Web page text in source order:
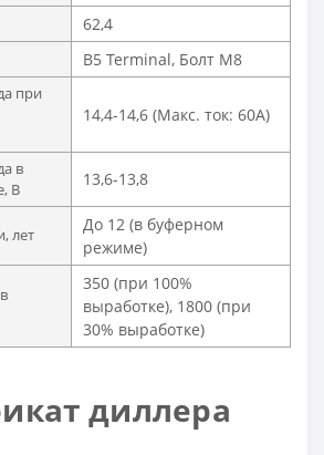
62,4
B5 Terminal, Болт M8
при
14,4-14,6 (Макс. ток: 60A)
в
В
13,6-13,8
лет
До 12 (в буферном
режиме)
350 (при 100%
выработке), 1800 (при
30% выработке)
диллера